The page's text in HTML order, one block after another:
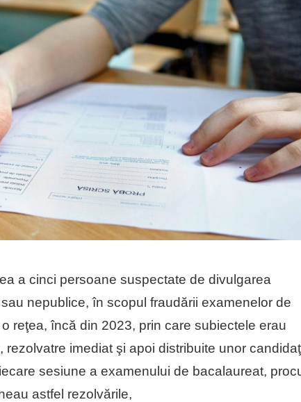
a cinci persoane suspectate de divulgarea
nepublice, în scopul fraudării examenelor de
reţea, încă din 2023, prin care subiectele erau
imediat şi apoi distribuite unor
sesiune a examenului de bacalaureat,
astfel rezolvările,